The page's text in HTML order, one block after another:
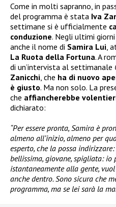
Come in molti sapranno, in
del programma è stata Iva
settimane si è ufficialmente
conduzione. Negli ultimi
anche il nome di Samira Lui ,
La Ruota della Fortuna. A
di un’intervista al settimanale
Zanicchi , che ha di nuovo
è giusto. Ma non solo. La
che affiancherebbe
dichiarato:
“Per essere pronta, Samira è
almeno all’inizio, almeno per
esperto, che la possa
bellissima, giovane, spigliata:
istantaneamente alla gente,
anche dentro. Sono sicura che
programma, ma se lei sarà la